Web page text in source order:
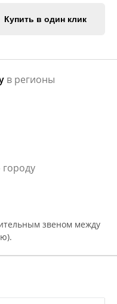
Купить в один клик
в регионы
городу
звеном между